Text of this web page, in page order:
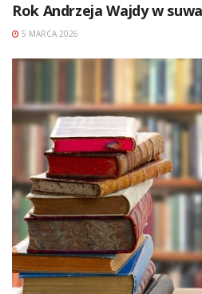
Rok Andrzeja Wajdy w
5 MARCA 2026